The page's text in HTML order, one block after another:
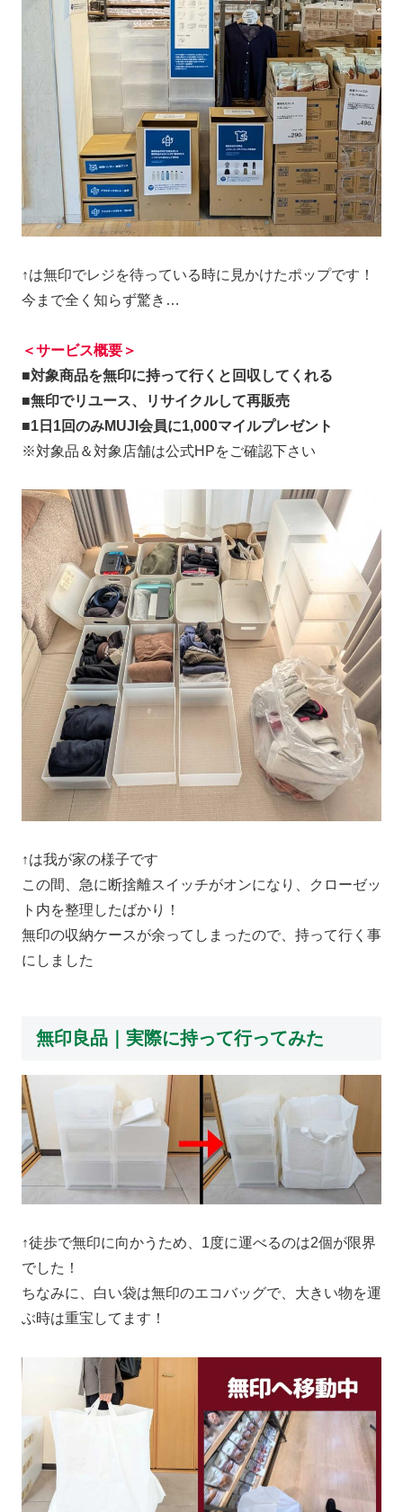
↑は無印でレジを待っている時に見かけたポップです！
今まで全く知らず驚き…
＜サービス概要＞
■対象商品を無印に持って行くと回収してくれる
■無印でリユース、リサイクルして再販売
■1日1回のみMUJI会員に1,000マイルプレゼント
※対象品＆対象店舗は公式HPをご確認下さい
↑は我が家の様子です
この間、急に断捨離スイッチがオンになり、クローゼッ
ト内を整理したばかり！
無印の収納ケースが余ってしまったので、持って行く事
にしました
無印良品｜実際に持って行ってみた
↑徒歩で無印に向かうため、1度に運べるのは2個が限界
でした！
ちなみに、白い袋は無印のエコバッグで、大きい物を運
ぶ時は重宝してます！